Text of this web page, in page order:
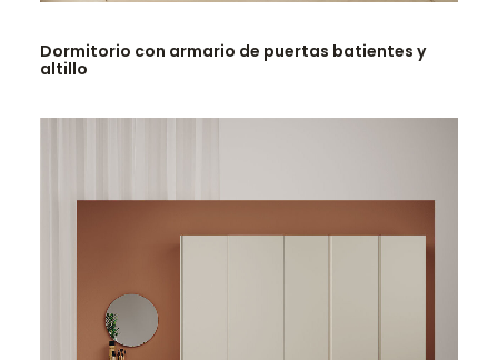
Dormitorio con armario de puertas batientes y
altillo